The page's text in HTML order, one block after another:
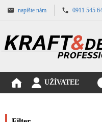
napíšte nám 0911 545
UŽÍVATEĽ